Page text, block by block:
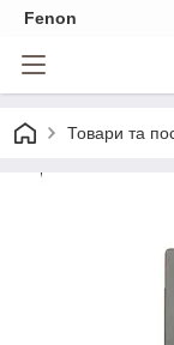
Fenon
Товари та